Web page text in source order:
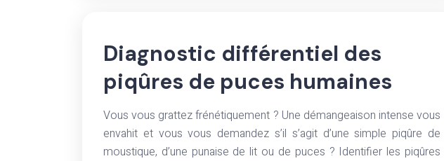
Diagnostic différentiel des
piqûres de puces humaines
Vous vous grattez frénétiquement ? Une démangeaison intense vous
envahit et vous vous demandez s’il s’agit d’une simple piqûre de
moustique, d’une punaise de lit ou de puces ? Identifier les piqûres